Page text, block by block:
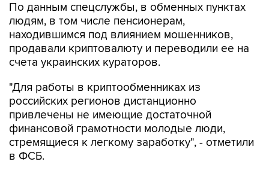
По данным спецслужбы, в обменных пунктах
людям, в том числе пенсионерам,
находившимся под влиянием мошенников,
продавали криптовалюту и переводили ее на
счета украинских кураторов.
"Для работы в криптообменниках из
российских регионов дистанционно
привлечены не имеющие достаточной
финансовой грамотности молодые люди,
стремящиеся к легкому заработку", - отметили
в ФСБ.